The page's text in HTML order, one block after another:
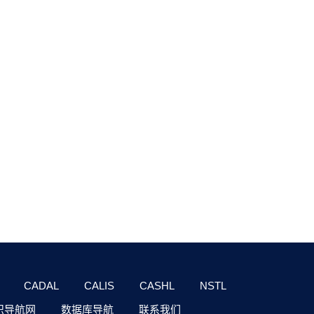
CADAL CALIS CASHL
NSTL
导航网
数据库导航 联系我们